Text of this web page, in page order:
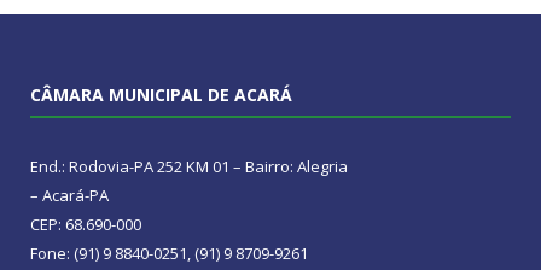
CÂMARA MUNICIPAL DE ACARÁ
End.: Rodovia-PA 252 KM 01 – Bairro: Alegria
– Acará-PA
CEP: 68.690-000
Fone: (91) 9 8840-0251, (91) 9 8709-9261